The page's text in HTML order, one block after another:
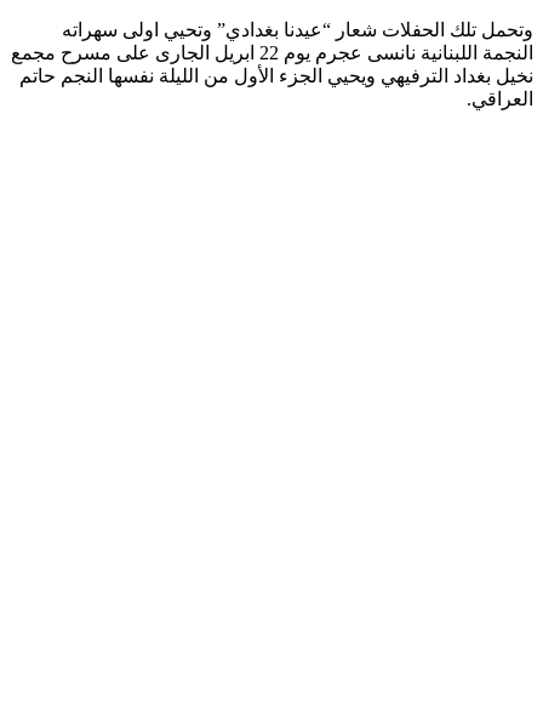
وتحمل تلك الحفلات شعار “عيدنا بغدادي” وتحيي اولى سهراته
النجمة اللبنانية نانسى عجرم يوم 22 ابريل الجارى على مسرح مجمع
نخيل بغداد الترفيهي ويحيي الجزء الأول من الليلة نفسها النجم حاتم
العراقي.